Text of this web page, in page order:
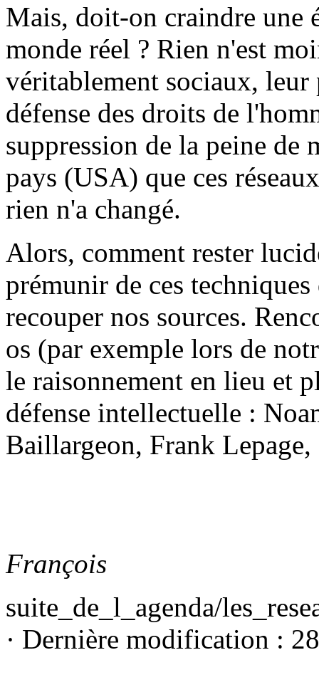
Mais, doit-on craindre une
monde réel ? Rien n'est
véritablement sociaux,
défense des droits de
suppression de la peine de
pays (USA) que ces
rien n'a changé.
Alors, comment rester
prémunir de ces
recouper nos sources.
os (par exemple lors de
le raisonnement en lieu et
défense intellectuelle :
Baillargeon, Frank
François
suite_de_l_agenda/
· Dernière modification :